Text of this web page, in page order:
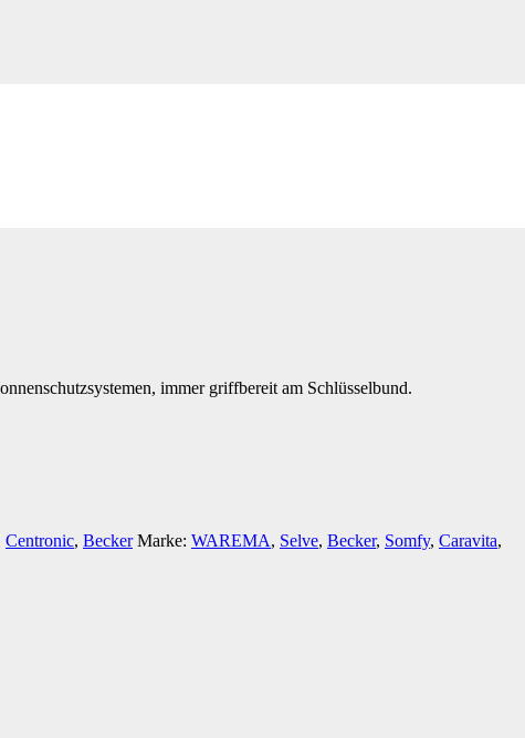
immer griffbereit am Schlüsselbund.
Centronic, Becker Marke: WAREMA, Selve, Becker, Somfy, Caravita,